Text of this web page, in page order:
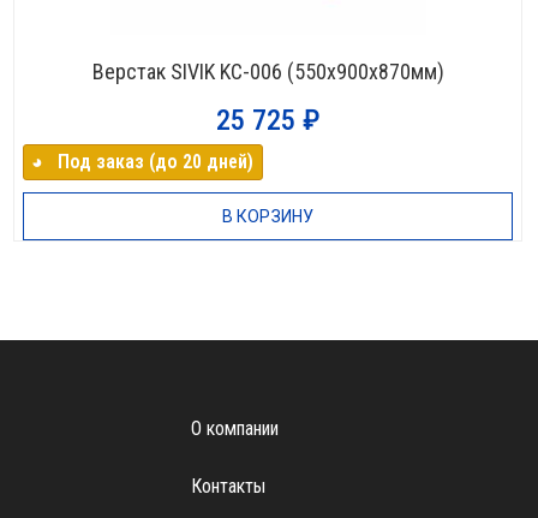
Верстак SIVIK KC-006 (550х900х870мм)
25 725 ₽
◕⠀Под заказ (до 20 дней)
В КОРЗИНУ
О компании
Контакты